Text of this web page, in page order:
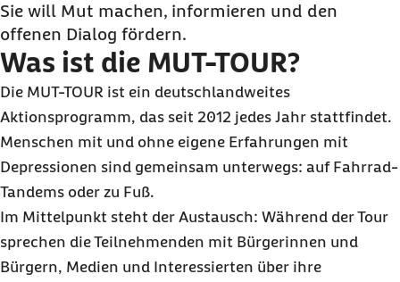
Sie will Mut machen, informieren und den
offenen Dialog fördern.
Was ist die MUT-TOUR?
Die MUT-TOUR ist ein deutschlandweites
Aktionsprogramm, das seit 2012 jedes Jahr stattfindet.
Menschen mit und ohne eigene Erfahrungen mit
Depressionen sind gemeinsam unterwegs: auf Fahrrad-
Tandems oder zu Fuß.
Im Mittelpunkt steht der Austausch: Während der Tour
sprechen die Teilnehmenden mit Bürgerinnen und
Bürgern, Medien und Interessierten über ihre